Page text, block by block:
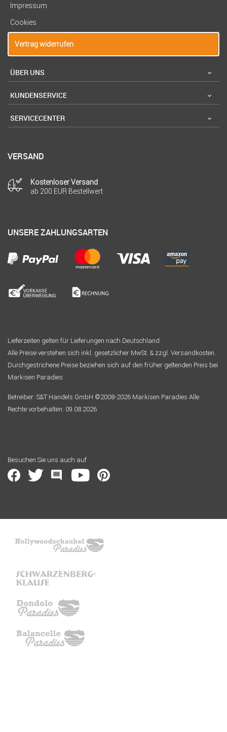
Impressum
Cookies
Vertrag widerrufen
ÜBER UNS
KUNDENSERVICE
SERVICECENTER
VERSAND
Kostenloser Versand
ab 200 EUR Bestellwert
UNSERE ZAHLUNGSARTEN
Lieferzeiten gelten für Lieferungen nach Deutschland.
Alle Preise verstehen sich inkl. gesetzlicher MwSt. & zzgl. Versandkosten.
Durchgestrichene Preise beziehen sich auf den früher geltenden Preis bei
Markisen Paradies
Betreiber: S&T Handels GmbH ©2008-2026 Markisen Paradies Alle
Rechte vorbehalten. 09.08.2026
Besuchen Sie uns auch auf